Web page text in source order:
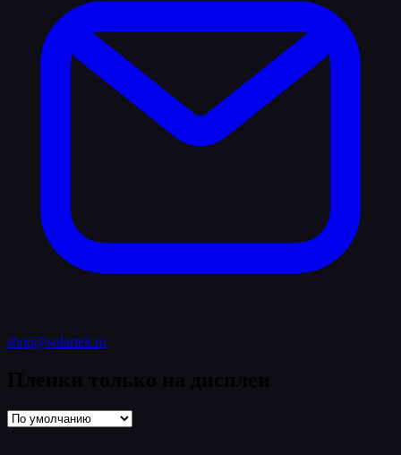
shop@solartek.ru